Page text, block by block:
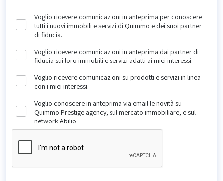
Voglio ricevere comunicazioni in anteprima per conoscere
tutti i nuovi immobili e servizi di Quimmo e dei suoi partner
di fiducia.
Voglio ricevere comunicazioni in anteprima dai partner di
fiducia sui loro immobili e servizi adatti ai miei interessi.
Voglio ricevere comunicazioni su prodotti e servizi in linea
con i miei interessi.
Voglio conoscere in anteprima via email le novità su
Quimmo Prestige agency, sul mercato immobiliare, e sul
network Abilio